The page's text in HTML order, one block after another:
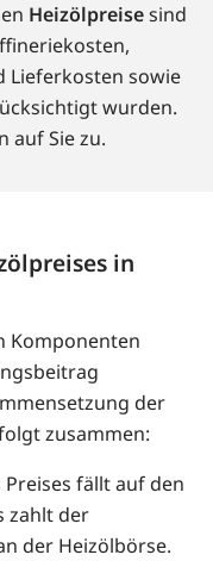
Heizölpreisesind
Lieferkosten sowie
wurden.
auf Sie zu.
in
Komponenten
der
zusammen:
Preises fällt auf den
zahlt der
der Heizölbörse.